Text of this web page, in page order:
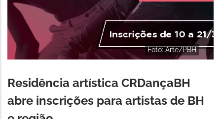
Foto: Arte/PBH
Residência artística CRDançaBH
abre inscrições para artistas de BH